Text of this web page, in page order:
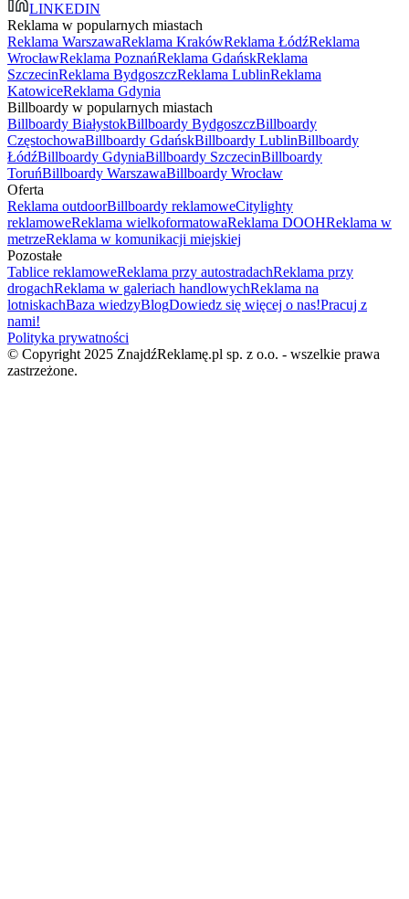
LINKEDIN
Reklama w popularnych miastach
Reklama WarszawaReklama KrakówReklama ŁódźReklama
WrocławReklama PoznańReklama GdańskReklama
SzczecinReklama BydgoszczReklama LublinReklama
KatowiceReklama Gdynia
Billboardy w popularnych miastach
Billboardy BiałystokBillboardy BydgoszczBillboardy
CzęstochowaBillboardy GdańskBillboardy LublinBillboardy
ŁódźBillboardy GdyniaBillboardy SzczecinBillboardy
ToruńBillboardy WarszawaBillboardy Wrocław
Oferta
Reklama outdoorBillboardy reklamoweCitylighty
reklamoweReklama wielkoformatowaReklama DOOHReklama w
metrzeReklama w komunikacji miejskiej
Pozostałe
Tablice reklamoweReklama przy autostradachReklama przy
drogachReklama w galeriach handlowychReklama na
lotniskachBaza wiedzyBlogDowiedz się więcej o nas!Pracuj z
nami!
Polityka prywatności
© Copyright 2025 ZnajdźReklamę.pl sp. z o.o. - wszelkie prawa
zastrzeżone.